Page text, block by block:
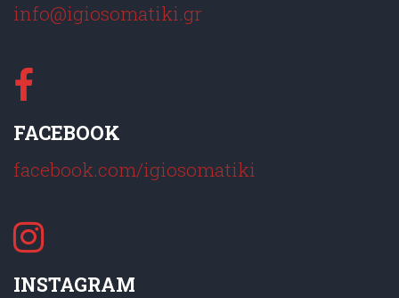
info@igiosomatiki.gr
FACEBOOK
facebook.com/igiosomatiki
INSTAGRAM